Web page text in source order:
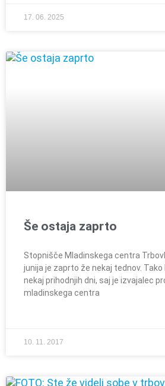
17. 06. 2025
Še ostaja zaprto
Stopnišče Mladinskega centra
junija je zaprto že nekaj tednov.
nekaj prihodnjih dni, saj je izvajalec
mladinskega centra
10. 11. 2017